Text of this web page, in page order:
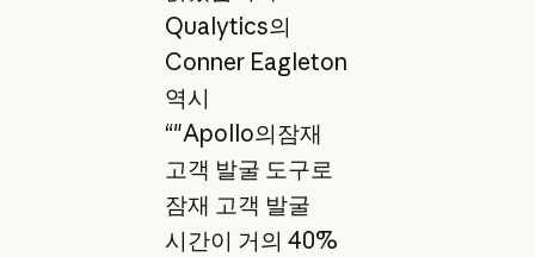
Qualytics의
Conner Eagleton
역시
“"Apollo의잠재
고객 발굴 도구로
잠재 고객 발굴
시간이 거의 40%